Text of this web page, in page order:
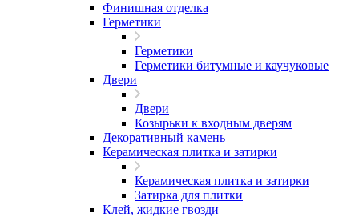
Финишная отделка
Герметики
Герметики
Герметики битумные и каучуковые
Двери
Двери
Козырьки к входным дверям
Декоративный камень
Керамическая плитка и затирки
Керамическая плитка и затирки
Затирка для плитки
Клей, жидкие гвозди